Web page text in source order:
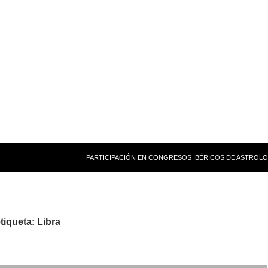
PARTICIPACIÓN EN CONGRESOS IBÉRICOS DE
Libra